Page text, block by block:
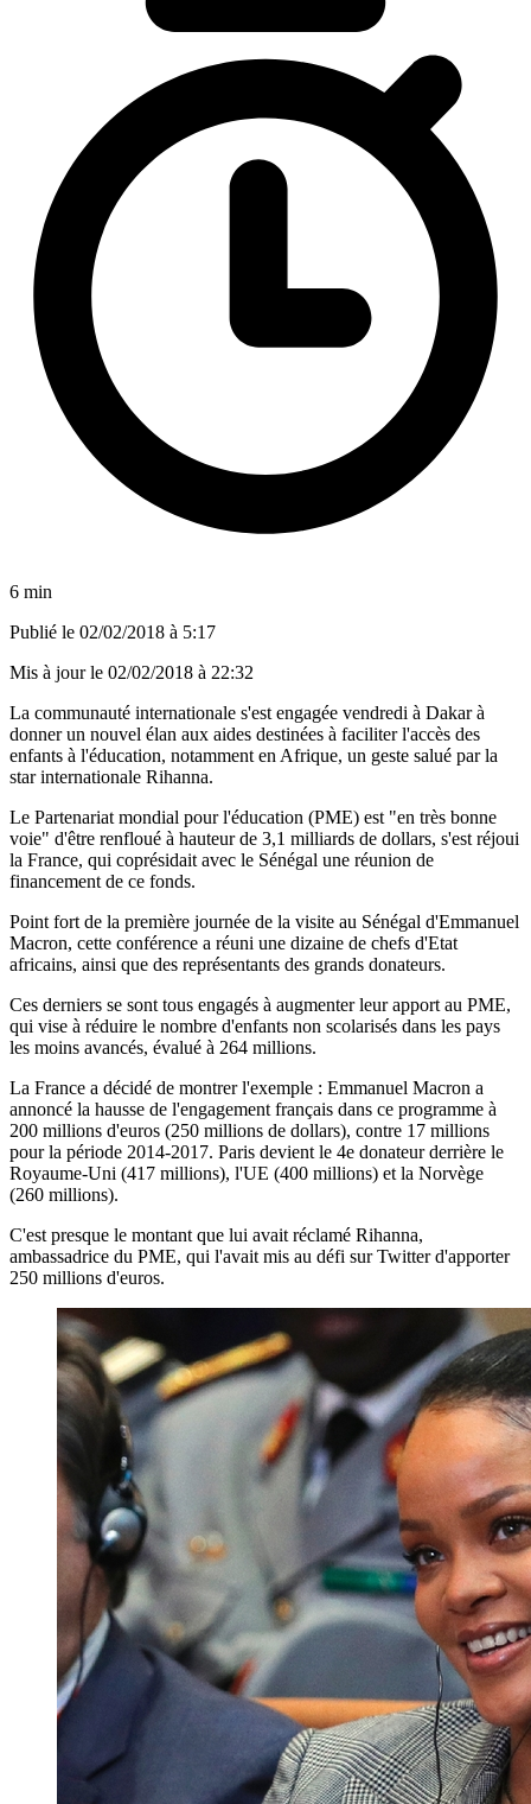
6 min
Publié le 02/02/2018 à 5:17
Mis à jour le 02/02/2018 à 22:32
La communauté internationale s'est engagée vendredi à Dakar à
donner un nouvel élan aux aides destinées à faciliter l'accès des
enfants à l'éducation, notamment en Afrique, un geste salué par la
star internationale Rihanna.
Le Partenariat mondial pour l'éducation (PME) est "en très bonne
voie" d'être renfloué à hauteur de 3,1 milliards de dollars, s'est réjoui
la France, qui coprésidait avec le Sénégal une réunion de
financement de ce fonds.
Point fort de la première journée de la visite au Sénégal d'Emmanuel
Macron, cette conférence a réuni une dizaine de chefs d'Etat
africains, ainsi que des représentants des grands donateurs.
Ces derniers se sont tous engagés à augmenter leur apport au PME,
qui vise à réduire le nombre d'enfants non scolarisés dans les pays
les moins avancés, évalué à 264 millions.
La France a décidé de montrer l'exemple : Emmanuel Macron a
annoncé la hausse de l'engagement français dans ce programme à
200 millions d'euros (250 millions de dollars), contre 17 millions
pour la période 2014-2017. Paris devient le 4e donateur derrière le
Royaume-Uni (417 millions), l'UE (400 millions) et la Norvège
(260 millions).
C'est presque le montant que lui avait réclamé Rihanna,
ambassadrice du PME, qui l'avait mis au défi sur Twitter d'apporter
250 millions d'euros.